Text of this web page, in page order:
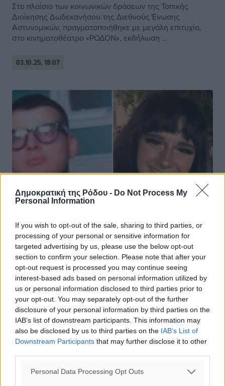
Δημοκρατική της Ρόδου - Do Not Process My
Personal Information
If you wish to opt-out of the sale, sharing to third parties, or
processing of your personal or sensitive information for
targeted advertising by us, please use the below opt-out
section to confirm your selection. Please note that after your
opt-out request is processed you may continue seeing
interest-based ads based on personal information utilized by
us or personal information disclosed to third parties prior to
your opt-out. You may separately opt-out of the further
disclosure of your personal information by third parties on the
IAB’s list of downstream participants. This information may
also be disclosed by us to third parties on the IAB’s List of
Downstream Participants that may further disclose it to other
Personal Data Processing Opt Outs
Στο πλαίσιο των κοινωνικών δράσεων της Τοπικής
Διοίκησης Δωδεκανήσου της Διεθνούς Ένωσης
Αστυνομικών, πραγματοποιήθηκε με μεγάλη επιτυχία,
στο κινηματοθέατρο «ΡΟΔΟΝ», εκδήλωση ...
03.10.25, 18:07
Πρώην σύντροφος της Μαρίας Νιώτη ο
17χρονος που τη σκότωσε στο Νιου
Τζέρσεϊ
Ο 17χρονος Βίνσεντ Μπατιλόρο είναι, σύμφωνα με
τη New York Post, αυτός που σκότωσε στο Νιού
Τζέρσεϊ την συνομήλική του Μαρία Νιώτη με καταγωγή
από τη Ρόδο, καθώς και την φίλη ...